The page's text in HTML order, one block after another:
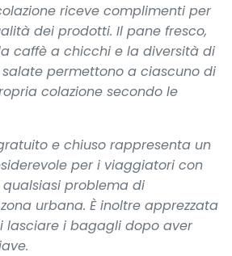
riceve complimenti per
dei prodotti. Il pane fresco,
caffè a chicchi e la diversità di
permettono a ciascuno di
colazione secondo le
e chiuso rappresenta un
per i viaggiatori con
problema di
urbana. È inoltre apprezzata
lasciare i bagagli dopo aver